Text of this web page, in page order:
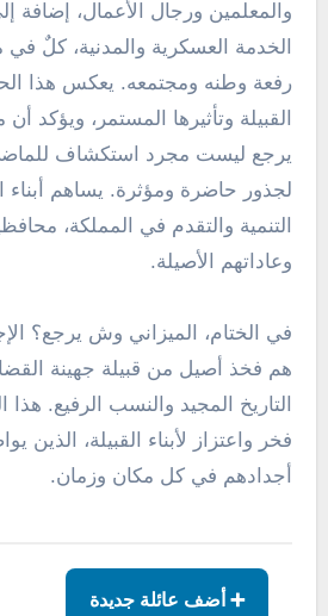
والمعلمين ورجال الأعمال، إضافة
الخدمة العسكرية والمدنية، كلٌ
رفعة وطنه ومجتمعه. يعكس هذا
القبيلة وتأثيرها المستمر، ويؤكد
يرجع ليست مجرد استكشاف
لجذور حاضرة ومؤثرة. يساهم
التنمية والتقدم في المملكة،
وعاداتهم الأصيلة.
في الختام، الميزاني وش يرجع؟
هم فخذ أصيل من قبيلة جهينة
التاريخ المجيد والنسب الرفيع.
فخر واعتزاز لأبناء القبيلة،
أجدادهم في كل مكان وزمان.
➕ أضف عائلة جديدة